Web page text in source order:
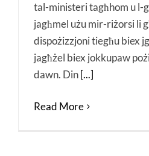
tal-ministeri tagħhom u l-
jagħmel użu mir-riżorsi li
dispożizzjoni tiegħu biex
jagħżel biex jokkupaw
dawn. Din [...]
Read More